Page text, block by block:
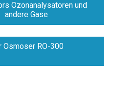
Ozonanalysatoren und
andere Gase
Osmoser RO-300